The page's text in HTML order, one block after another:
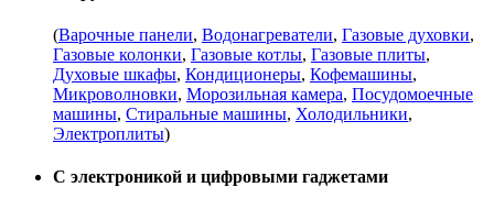
(Варочные панели, Водонагреватели, Газовые духовки,
Газовые колонки, Газовые котлы, Газовые плиты,
Духовые шкафы, Кондиционеры, Кофемашины,
Микроволновки, Морозильная камера, Посудомоечные
машины, Стиральные машины, Холодильники,
Электроплиты)
С электроникой и цифровыми гаджетами